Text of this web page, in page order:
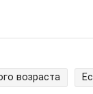
возраста